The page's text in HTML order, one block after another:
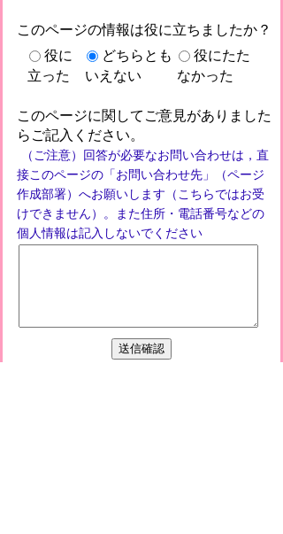
このページの情報は役に立ちましたか？
役に
立った
どちらとも
いえない
役にたた
なかった
このページに関してご意見がありました
らご記入ください。
（ご注意）回答が必要なお問い合わせは，直
接このページの「お問い合わせ先」（ページ
作成部署）へお願いします（こちらではお受
けできません）。また住所・電話番号などの
個人情報は記入しないでください